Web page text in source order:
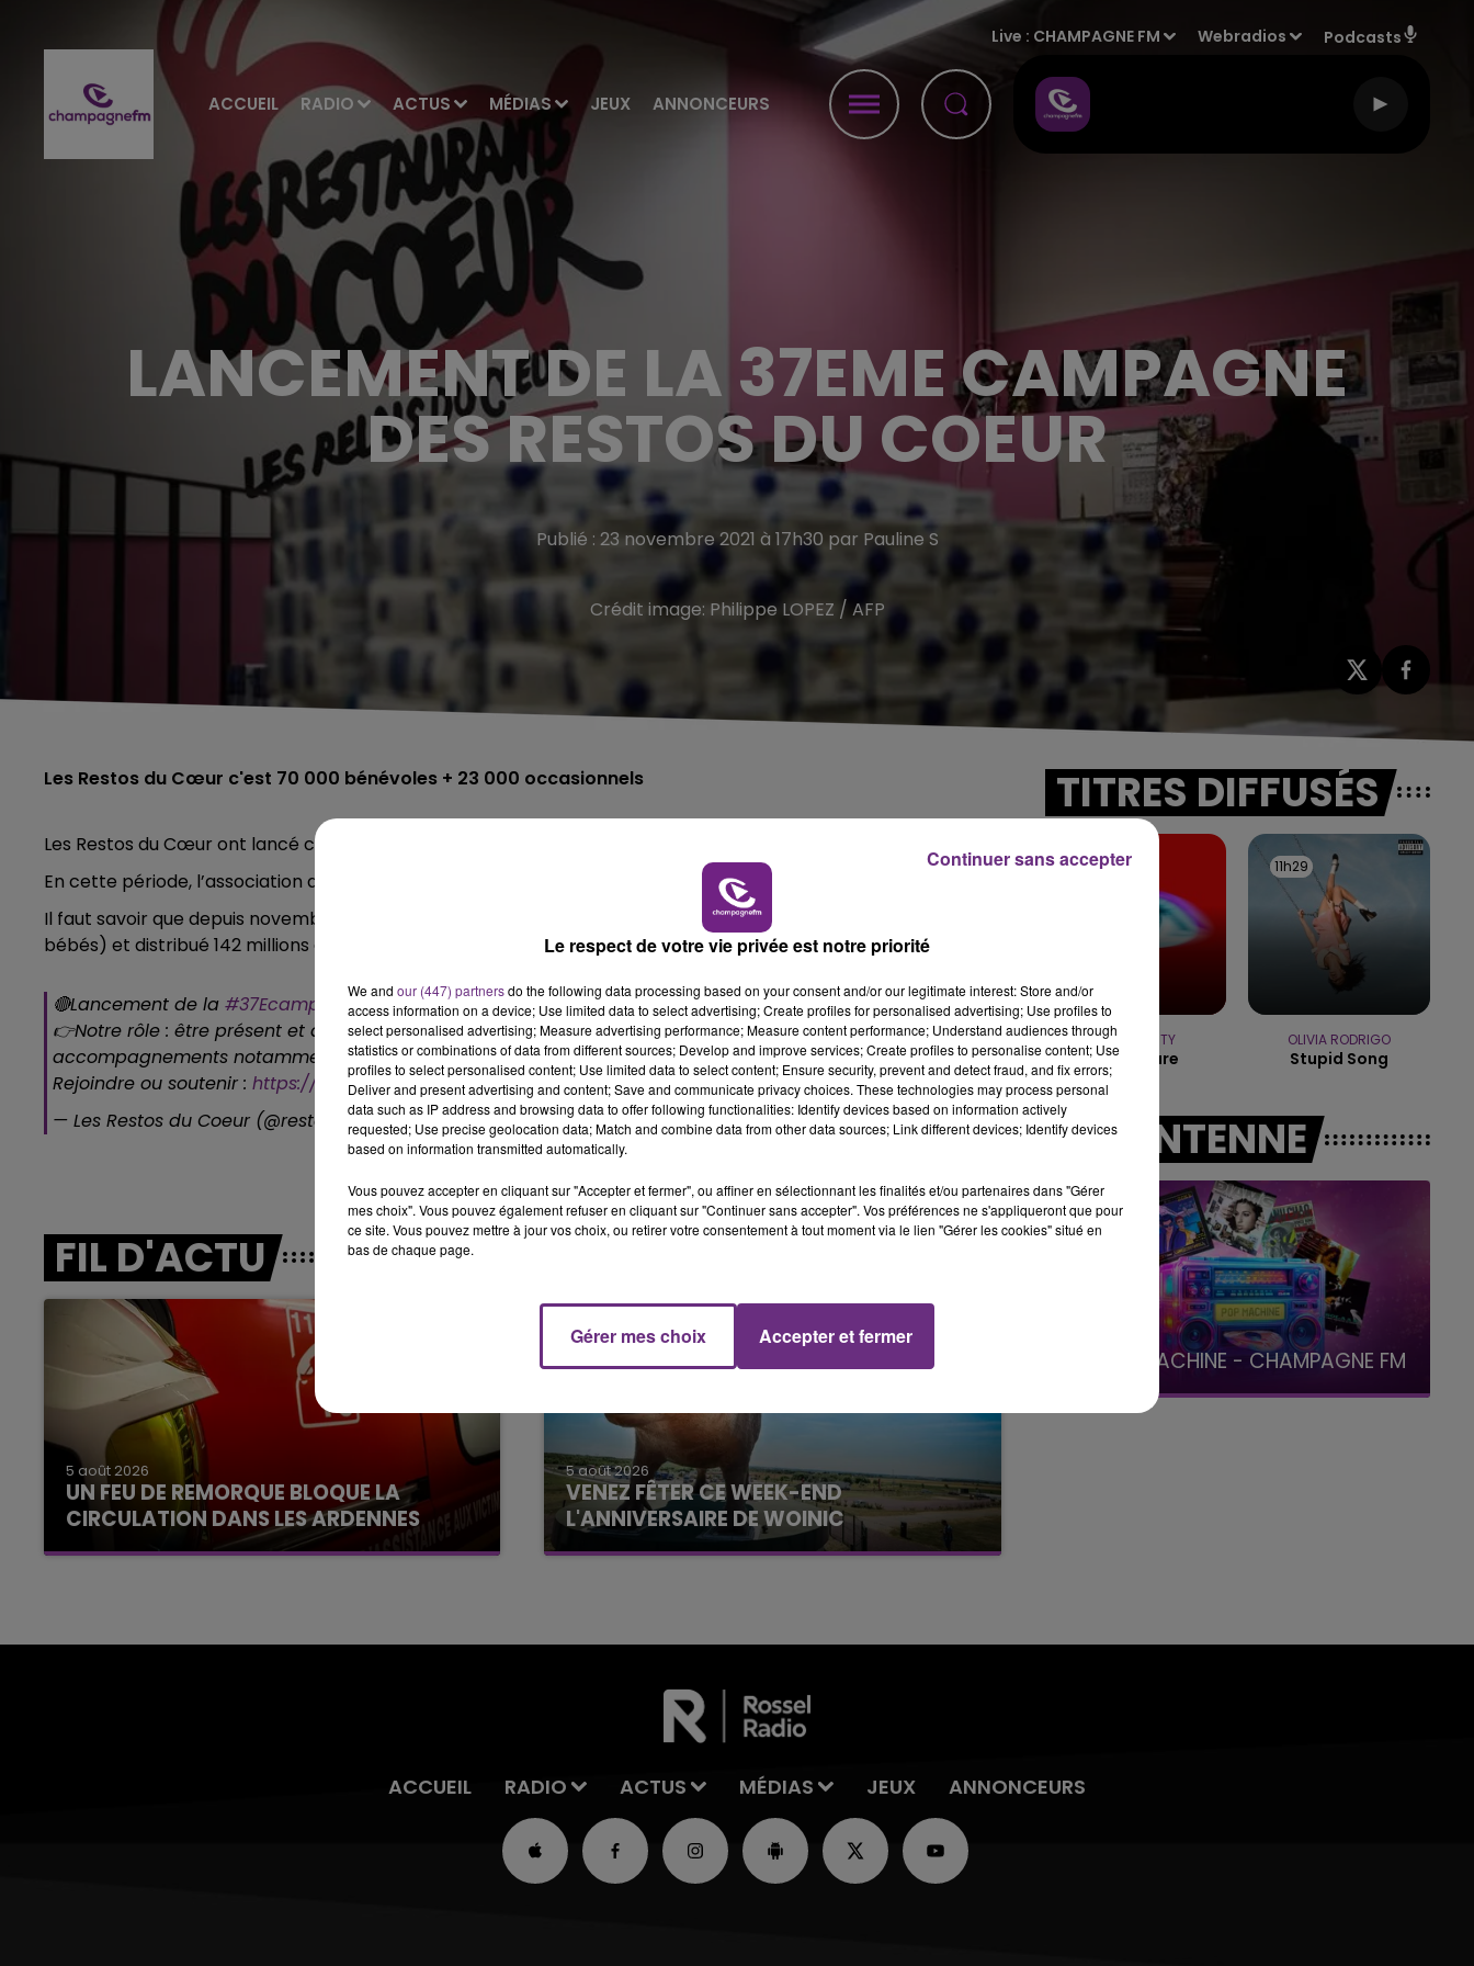
ACCUEIL RADIO ACTUS MÉDIAS JEUX ANNONCEURS
Live : CHAMPAGNE FM Webradios Podcasts
10h00 - 14h00
LE TICKET DE CAISSE
14h00 - 15h00
LA RADIO POP
15h00 - 19h00
LE CLUB CHAMPAGNE FM
LANCEMENT DE LA 37EME CAMPAGNE
DES RESTOS DU COEUR
Publié : 23 novembre 2021 à 17h30 par Pauline S
Crédit image: Philippe LOPEZ / AFP
Les Restos du Cœur c'est 70 000 bénévoles + 23 000 occasionnels
Les Restos du Cœur ont lancé ce mardi 23 novembre la 37eme campagne annuelle.
En cette période, l’association alerte particulièrement sur l’aggravation de la précarité des plus démunis.
Il faut savoir que depuis novembre 2020, les restos du cœur ont aidé 1,2 million de personnes (dont 59 000
bébés) et distribué 142 millions de repas, contre 136 millions l’année précédente.
🔴Lancement de la #37Ecampagne!
👉Notre rôle : être présent et agir pour l’avenir en luttant contre l’isolement, pour proposer des
accompagnements notamment d’inclusion sociale.
Rejoindre ou soutenir : https://t.co/RIjIH6oPRq#Etrela #Agir #OnCompteSurVous pic.twitter.com/1Dva1UQLNF
— Les Restos du Coeur (@restosducoeur)November 23, 2021
FIL D'ACTU
5 août 2026
UN FEU DE REMORQUE BLOQUE LA
CIRCULATION DANS LES ARDENNES
Un feu de remorque s'est déclaré ce mercredi
5 août 2026
VENEZ FÊTER CE WEEK-END
L'ANNIVERSAIRE DE WOINIC
Ce samedi 8 août sera un grand jour :
TITRES DIFFUSÉS
11h35
11h35
TEMPER CITY
Self Aware
11h29
11h29
OLIVIA RODRIGO
Stupid Song
A L'ANTENNE
15h00 - 19h00
Le Club Champagne FM
19h00 - 19h15
LA POP MACHINE - CHAMPAGNE FM LA RADIO POP
ACCUEIL RADIO ACTUS MÉDIAS JEUX ANNONCEURS
Le respect de votre vie privée est notre priorité
We and our (447) partnersdo the following data processing based on your consent and/or our legitimate interest: Store and/or
access information on a device; Use limited data to select advertising; Create profiles for personalised advertising; Use profiles to
select personalised advertising; Measure advertising performance; Measure content performance; Understand audiences through
statistics or combinations of data from different sources; Develop and improve services; Create profiles to personalise content; Use
profiles to select personalised content; Use limited data to select content; Ensure security, prevent and detect fraud, and fix errors;
Deliver and present advertising and content; Save and communicate privacy choices. These technologies may process personal
data such as IP address and browsing data to offer following functionalities: Identify devices based on information actively
requested; Use precise geolocation data; Match and combine data from other data sources; Link different devices; Identify devices
based on information transmitted automatically.
Vous pouvez accepter en cliquant sur "Accepter et fermer", ou affiner en sélectionnant les finalités et/ou partenaires dans "Gérer
mes choix". Vous pouvez également refuser en cliquant sur "Continuer sans accepter". Vos préférences ne s'appliqueront que pour
ce site. Vous pouvez mettre à jour vos choix, ou retirer votre consentement à tout moment via le lien "Gérer les cookies" situé en
bas de chaque page.
Gérer mes choix Accepter et fermer
Continuer sans accepter